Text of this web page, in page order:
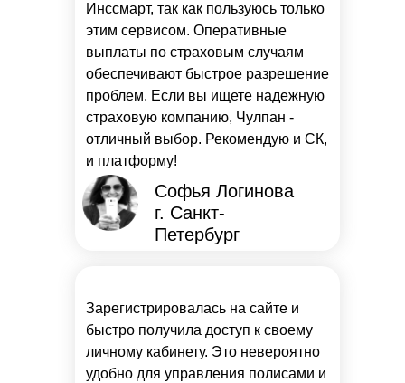
Инссмарт, так как пользуюсь только
этим сервисом. Оперативные
выплаты по страховым случаям
обеспечивают быстрое разрешение
проблем. Если вы ищете надежную
страховую компанию, Чулпан -
отличный выбор. Рекомендую и СК,
и платформу!
Софья Логинова
г. Санкт-
Петербург
Зарегистрировалась на сайте и
быстро получила доступ к своему
личному кабинету. Это невероятно
удобно для управления полисами и